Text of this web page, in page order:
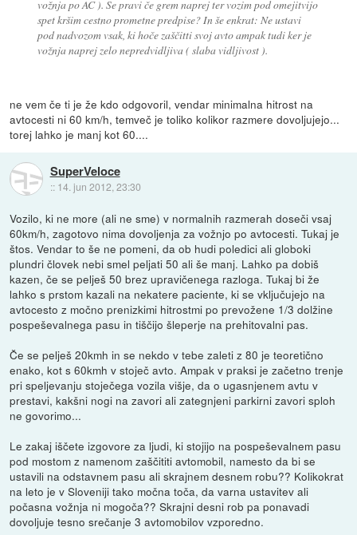
vožnja po AC ). Se pravi če grem naprej ter vozim pod omejitvijo
spet kršim cestno prometne predpise? In še enkrat: Ne ustavi
pod nadvozom vsak, ki hoče zaščitti svoj avto ampak tudi ker je
vožnja naprej zelo nepredvidljiva ( slaba vidljivost ).
ne vem če ti je že kdo odgovoril, vendar minimalna hitrost na
avtocesti ni 60 km/h, temveč je toliko kolikor razmere dovoljujejo...
torej lahko je manj kot 60....
SuperVeloce
:: 14. jun 2012, 23:30
Vozilo, ki ne more (ali ne sme) v normalnih razmerah doseči vsaj
60km/h, zagotovo nima dovoljenja za vožnjo po avtocesti. Tukaj je
štos. Vendar to še ne pomeni, da ob hudi poledici ali globoki
plundri človek nebi smel peljati 50 ali še manj. Lahko pa dobiš
kazen, če se pelješ 50 brez upravičenega razloga. Tukaj bi že
lahko s prstom kazali na nekatere paciente, ki se vključujejo na
avtocesto z močno prenizkimi hitrostmi po prevožene 1/3 dolžine
pospeševalnega pasu in tiščijo šleperje na prehitovalni pas.
Če se pelješ 20kmh in se nekdo v tebe zaleti z 80 je teoretično
enako, kot s 60kmh v stoječ avto. Ampak v praksi je začetno trenje
pri speljevanju stoječega vozila višje, da o ugasnjenem avtu v
prestavi, kakšni nogi na zavori ali zategnjeni parkirni zavori sploh
ne govorimo...
Le zakaj iščete izgovore za ljudi, ki stojijo na pospeševalnem pasu
pod mostom z namenom zaščititi avtomobil, namesto da bi se
ustavili na odstavnem pasu ali skrajnem desnem robu?? Kolikokrat
na leto je v Sloveniji tako močna toča, da varna ustavitev ali
počasna vožnja ni mogoča?? Skrajni desni rob pa ponavadi
dovoljuje tesno srečanje 3 avtomobilov vzporedno.